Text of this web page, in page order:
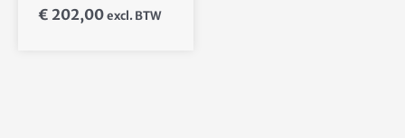
€ 202,00 excl. BTW